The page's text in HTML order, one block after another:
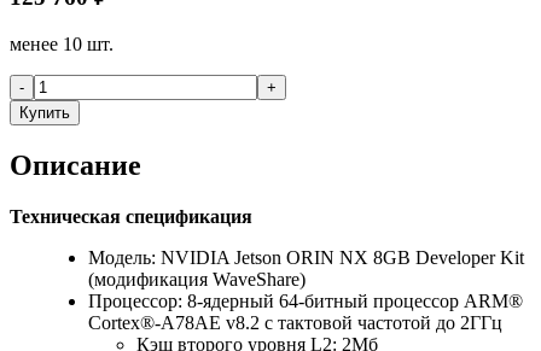
менее 10 шт.
-
+
Купить
Описание
Техническая спецификация
Модель: NVIDIA Jetson ORIN NX 8GB Developer Kit
(модификация WaveShare)
Процессор: 8-ядерный 64-битный процессор ARM®
Cortex®-A78AE v8.2 с тактовой частотой до 2ГГц
Кэш второго уровня L2: 2Мб